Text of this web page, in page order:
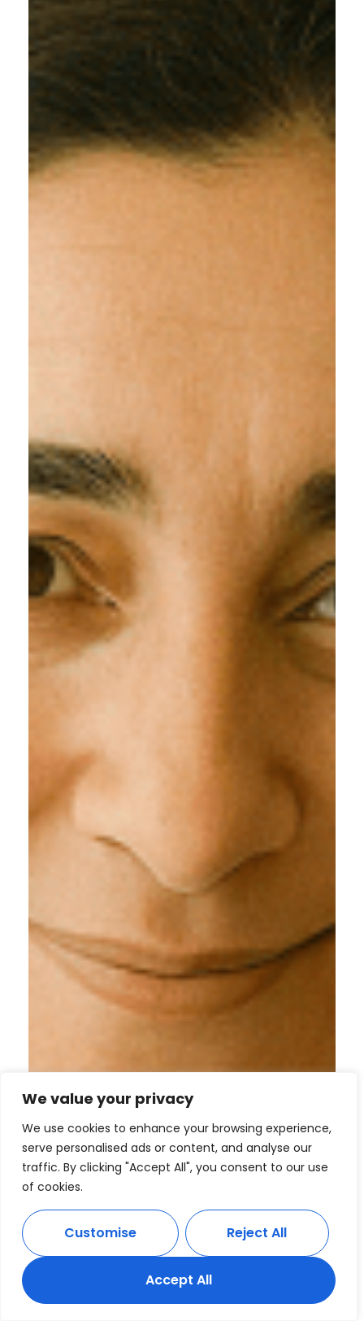
We value your privacy
We use cookies to enhance your browsing experience,
serve personalised ads or content, and analyse our
traffic. By clicking "Accept All", you consent to our use
of cookies.
Customise Reject All
Accept All